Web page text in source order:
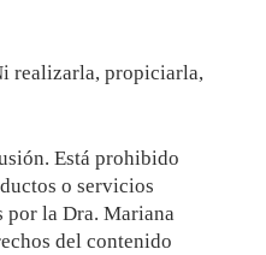
realizarla, propiciarla,
Está prohibido
o servicios
por la Dra. Mariana
del contenido